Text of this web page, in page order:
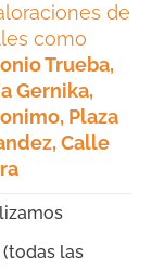
de
como
Trueba,
Gernika,
Plaza
Calle
(todas las